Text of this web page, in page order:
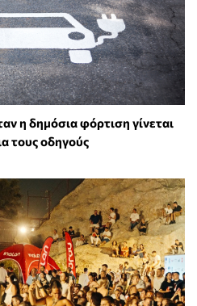
η δημόσια φόρτιση γίνεται
τους οδηγούς